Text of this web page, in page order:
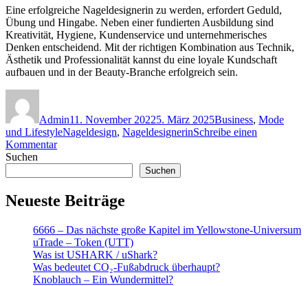
Eine erfolgreiche Nageldesignerin zu werden, erfordert Geduld,
Übung und Hingabe. Neben einer fundierten Ausbildung sind
Kreativität, Hygiene, Kundenservice und unternehmerisches
Denken entscheidend. Mit der richtigen Kombination aus Technik,
Ästhetik und Professionalität kannst du eine loyale Kundschaft
aufbauen und in der Beauty-Branche erfolgreich sein.
Admin11. November 20225. März 2025Business, Mode
und LifestyleSchlagwörter
Nageldesign, NageldesignerinSchreibe einen
Kommentarzu
man
eine
gute
Suchen
Suchen
Neueste Beiträge
6666 – Das nächste große Kapitel im Yellowstone-Universum
uTrade – Token (UTT)
Was ist USHARK / uShark?
Was bedeutet CO₂-Fußabdruck überhaupt?
Knoblauch – Ein Wundermittel?